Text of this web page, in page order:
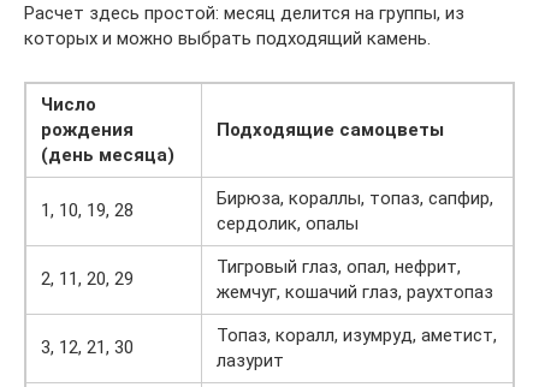
Расчет здесь простой: месяц делится на группы, из
которых и можно выбрать подходящий камень.
Число
рождения
(день месяца)
Подходящие самоцветы
1, 10, 19, 28
Бирюза, кораллы, топаз, сапфир,
сердолик, опалы
2, 11, 20, 29
Тигровый глаз, опал, нефрит,
жемчуг, кошачий глаз, раухтопаз
3, 12, 21, 30
Топаз, коралл, изумруд, аметист,
лазурит